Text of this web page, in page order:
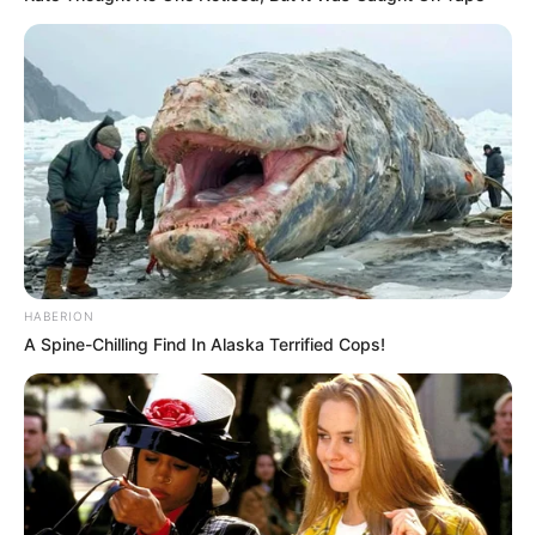
Beby Tsabina Salshabilla Adriani
HABERION
A Spine-Chilling Find In Alaska Terrified Cops!